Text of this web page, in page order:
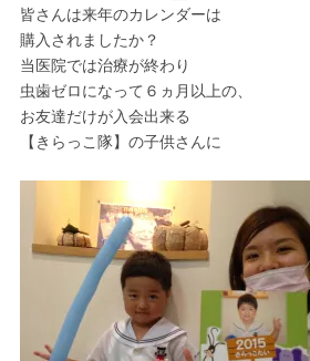
皆さんは来年のカレンダーは
購入されましたか？
当医院では治療が終わり
虫歯ゼロになって６ヵ月以上の、
お友達だけが入会出来る
【きらっこ隊】の子供さんに